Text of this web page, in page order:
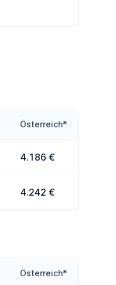
Österreich*
4.186 €
4.242 €
Österreich*